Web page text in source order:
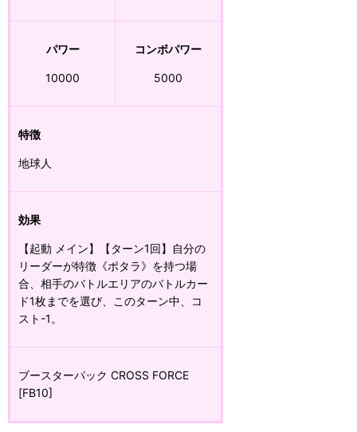
パワー
10000
コンボパワー
5000
特徴
地球人
効果
【起動 メイン】【ターン1回】自分の
リーダーが特徴《ポタラ》を持つ場
合、相手のバトルエリアのバトルカー
ド1枚までを選び、このターン中、コ
スト-1。
ブースターパック CROSS FORCE
[FB10]